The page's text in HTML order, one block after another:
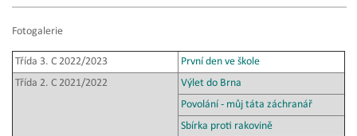
Fotogalerie
Třída 3. C 2022/2023
První den ve škole
Třída 2. C 2021/2022
Výlet do Brna
Povolání - můj táta záchranář
Sbírka proti rakovině